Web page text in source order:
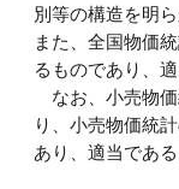
別等の構造を明
また、全国物価
るものであり、適
なお、小売物価
り、小売物価統
あり、適当である